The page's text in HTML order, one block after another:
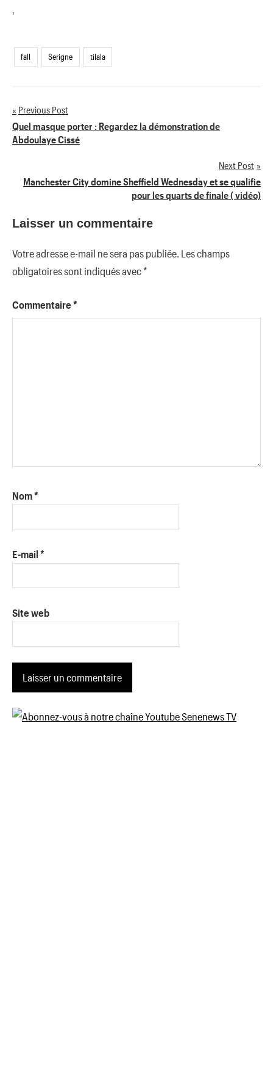
'
fall Serigne tilala
Navigation
de
Previous Post
Quel masque porter : Regardez la démonstration de
Abdoulaye Cissé
Next Post
Manchester City domine Sheffield Wednesday et se qualifie
pour les quarts de finale ( vidéo)
Laisser un commentaire
Votre adresse e-mail ne sera pas publiée. Les champs
obligatoires sont indiqués avec*
Commentaire *
Nom*
E-mail *
Site web